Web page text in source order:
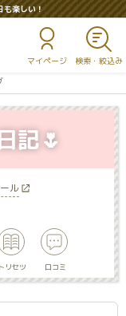
も楽しい！
マイページ
ル
トリセツ 口コミ
記🌷